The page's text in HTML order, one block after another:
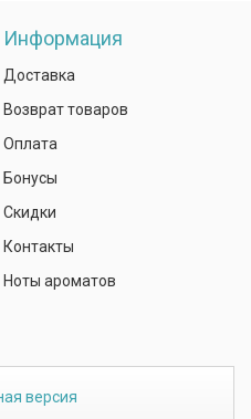
Информация
Доставка
Возврат товаров
Оплата
Бонусы
Скидки
Контакты
Ноты ароматов
версия